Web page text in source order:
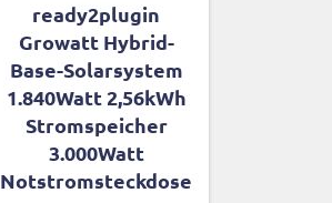
ready2plugin
Growatt Hybrid-
Base-Solarsystem
1.840Watt 2,56kWh
Stromspeicher
3.000Watt
Notstromsteckdose